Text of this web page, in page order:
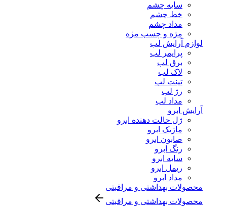
سایه چشم
خط چشم
مداد چشم
مژه و چسب مژه
لوازم آرایش لب
پرایمر لب
برق لب
لاک لب
تینت لب
رژ لب
مداد لب
آرایش ابرو
ژل حالت دهنده ابرو
ماژیک ابرو
صابون ابرو
رنگ ابرو
سایه ابرو
ریمل ابرو
مداد ابرو
محصولات بهداشتی و مراقبتی
محصولات بهداشتی و مراقبتی